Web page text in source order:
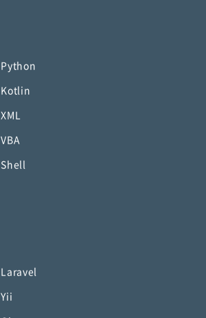
Python
Kotlin
XML
VBA
Shell
Laravel
Yii